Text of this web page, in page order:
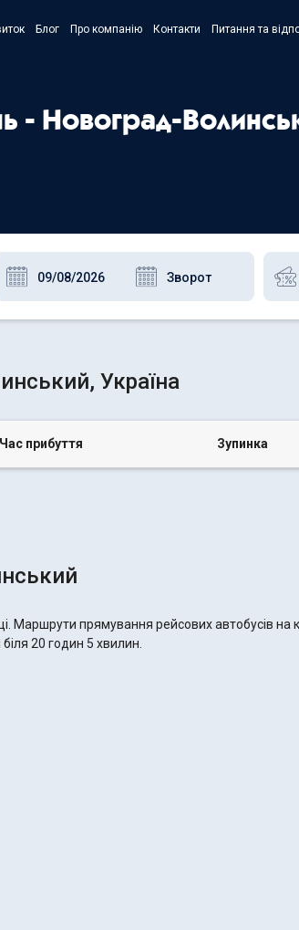
Блог Про компанію Контакти Питання та
- Новоград-
Україна
Час прибуття Зупинка
прямування рейсових автобусів на
20 годин 5 хвилин.